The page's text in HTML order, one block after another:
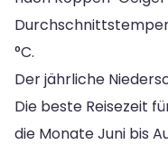
°C.
Der jährliche
Die beste Reisezeit
die Monate Juni bis